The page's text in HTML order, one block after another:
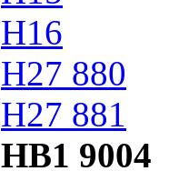
H16
H27 880
H27 881
HB1 9004